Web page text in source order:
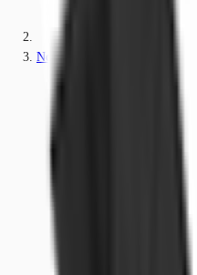
Nordrhein-Westfalen